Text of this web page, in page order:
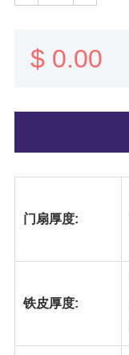
$ 0.00
门扇厚度:
铁皮厚度: